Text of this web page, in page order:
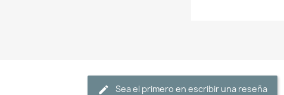
Sea el primero en escribir una reseña